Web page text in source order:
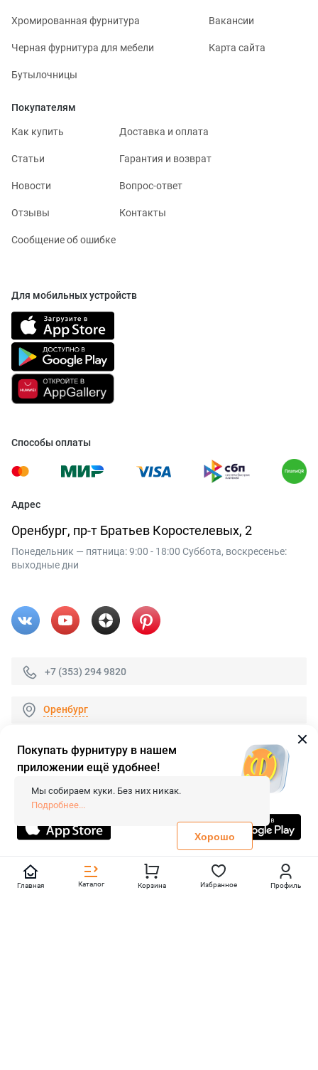
Хромированная фурнитура
Черная фурнитура для мебели
Бутылочницы
Вакансии
Карта сайта
Покупателям
Как купить Доставка и оплата
Статьи Гарантия и возврат
Новости Вопрос-ответ
Отзывы Контакты
Сообщение об ошибке
Для мобильных устройств
Способы оплаты
Адрес
Оренбург, пр-т Братьев Коростелевых, 2
Понедельник — пятница: 9:00 - 18:00 Суббота, воскресенье:
выходные дни
+7 (353) 294 9820
Оренбург
© 2026 «FieraShop.ru»
Сопровождение сайта
- Вебформат.
Все права защищены.
Не является публичной офертой
Политика конфиденциальности
Главная Каталог Корзина Избранное Профиль
Покупать фурнитуру в нашем
приложении ещё удобнее!
Мы собираем куки. Без них никак.
Подробнее...
Хорошо